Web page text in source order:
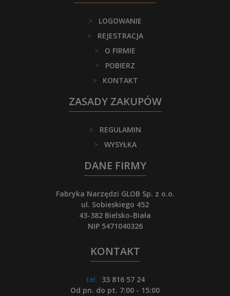
>
LOGOWANIE
>
REJESTRACJA
>
O FIRMIE
>
POBIERZ
>
KONTAKT
ZASADY ZAKUPÓW
>
REGULAMIN
>
WYSYŁKA
DANE FIRMY
Fabryka Narzędzi GLOB Sp. z o.o.
ul. Sobieskiego 452
43-382 Bielsko-Biała
NIP 5471040326
KONTAKT
tel. 33 816 57 24
Od pn. do pt. 7:00 - 15:00